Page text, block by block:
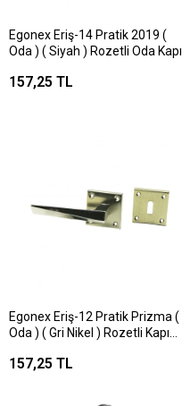
Egonex Eriş-14 Pratik 2019 (
Oda ) ( Siyah ) Rozetli Oda Kapı
157,25 TL
Egonex Eriş-12 Pratik Prizma (
Oda ) ( Gri Nikel ) Rozetli Kapı
157,25 TL